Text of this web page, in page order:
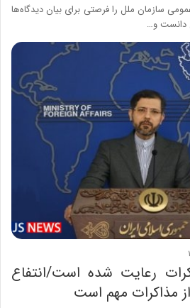
سازمان ملل را فرصتی برای بیان دیدگاه‌ها
دانست و…
رعایت شده است/انتفاع
مذاکرات مهم است